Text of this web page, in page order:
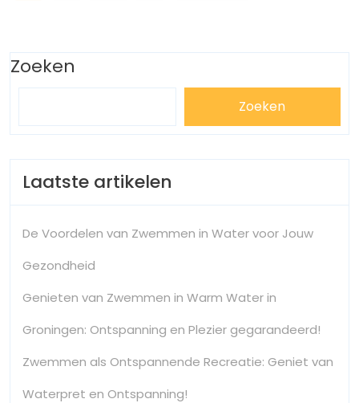
Zoeken
Zoeken
Laatste artikelen
De Voordelen van Zwemmen in Water voor Jouw
Gezondheid
Genieten van Zwemmen in Warm Water in
Groningen: Ontspanning en Plezier gegarandeerd!
Zwemmen als Ontspannende Recreatie: Geniet van
Waterpret en Ontspanning!